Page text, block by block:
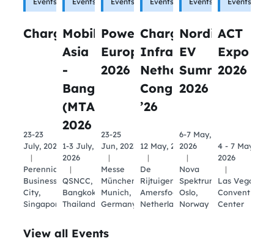
ChargedUp@SG 2026
23-23
July, 2026
|
Perennial
Business
City,
Singapore
MobilityTech
Asia
-
Bangkok
(MTAB)
2026
1-3 July,
2026
|
QSNCC,
Bangkok,
Thailand
Power2Drive
Europe
2026
23-25
Jun, 2023
|
Messe
München,
Munich,
Germany
Charging
Infrastructure
Netherlands
Congress
’26
12 May, 2026
|
De
Rijtuigenloods,
Amersfoort,
Netherlands
Nordic
EV
Summit
2026
6-7 May,
2026
|
Nova
Spektrum,
Oslo,
Norway
ACT
Expo
2026
4 - 7 May,
2026
|
Las Vegas
Convention
Center
View all Events